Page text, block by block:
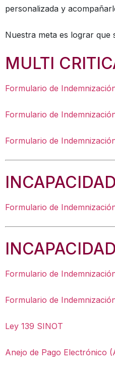
personalizada y
Nuestra meta es lograr que
MULTI
Formulario de
Formulario de
Formulario de
Formulario de
Formulario de
Formulario de
Ley 139 SINOT
Anejo de Pago Electrónico